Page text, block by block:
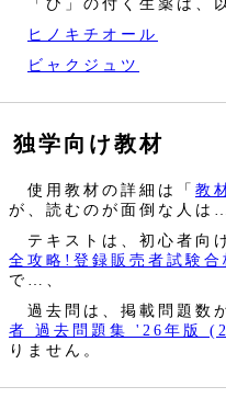
ヒノキチオール
ビャクジュツ
独学向け教材
使用教材の詳細は「 教
が、読むのが面倒な人は
テキストは、初心者向
全攻略!登録販売者試験
で…、
過去問は、掲載問題数
者 過去問題集 '26年版
りません。